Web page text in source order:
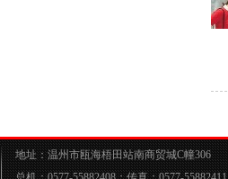
地址：温州市瓯海梧田站南商贸城C幢306